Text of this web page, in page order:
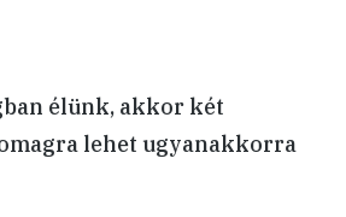
élünk, akkor két
lehet ugyanakkorra